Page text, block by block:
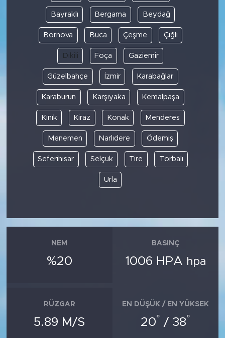
Bayraklı Bergama Beydağ
Bornova Buca Çeşme Çiğli
Dikili Foça Gaziemir
Güzelbahçe İzmir Karabağlar
Karaburun Karşıyaka Kemalpaşa
Kınık Kiraz Konak Menderes
Menemen Narlıdere Ödemiş
Seferihisar Selçuk Tire Torbalı
Urla
NEM
%20
BASINÇ
1006 HPA hpa
RÜZGAR
5.89 M/S
EN DÜŞÜK / EN YÜKSEK
20° / 38°